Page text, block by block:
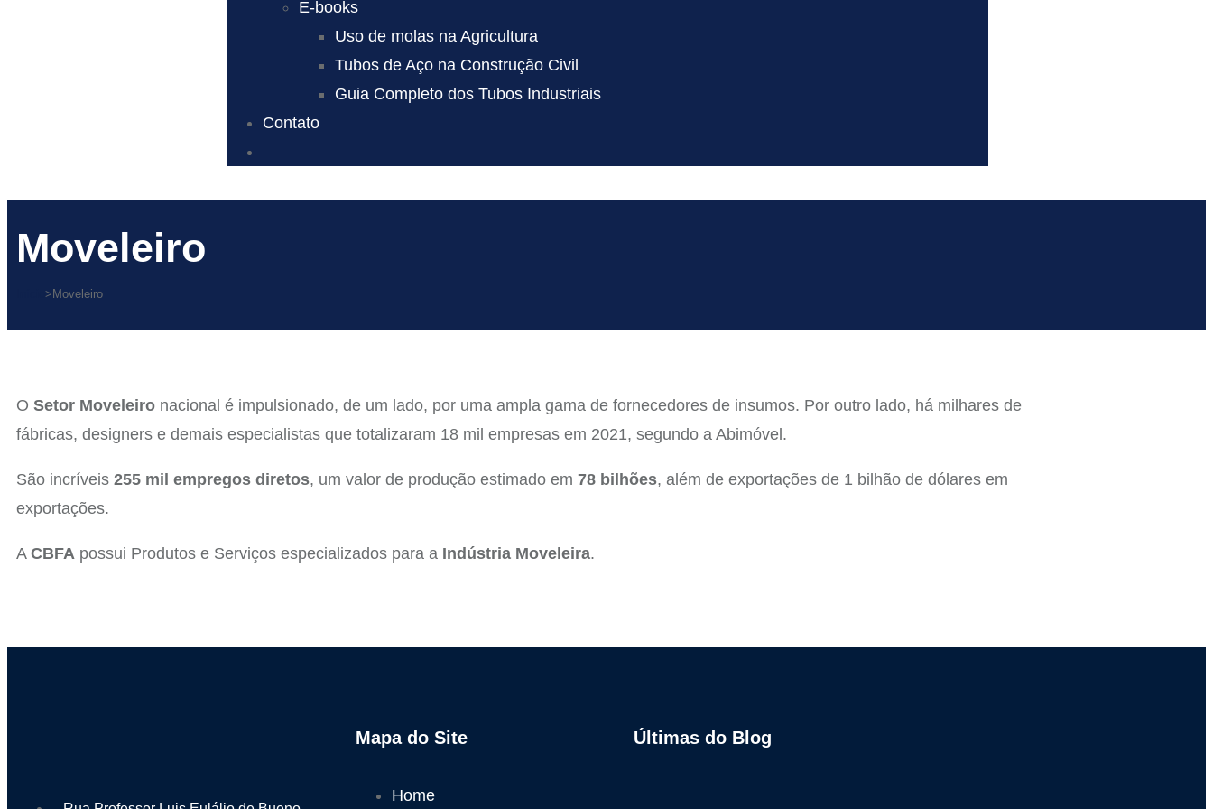
E-books
Uso de molas na Agricultura
Tubos de Aço na Construção Civil
Guia Completo dos Tubos Industriais
Contato
Moveleiro
> Moveleiro
O Setor Moveleiro nacional é impulsionado, de um lado, por uma ampla gama de fornecedores de insumos. Por outro lado, há milhares de
fábricas, designers e demais especialistas que totalizaram 18 mil empresas em 2021, segundo a Abimóvel.
São incríveis 255 mil empregos diretos, um valor de produção estimado em 78 bilhões, além de exportações de 1 bilhão de dólares em
exportações.
A CBFA possui Produtos e Serviços especializados para a Indústria Moveleira.
Mapa do Site
Home
Últimas do Blog